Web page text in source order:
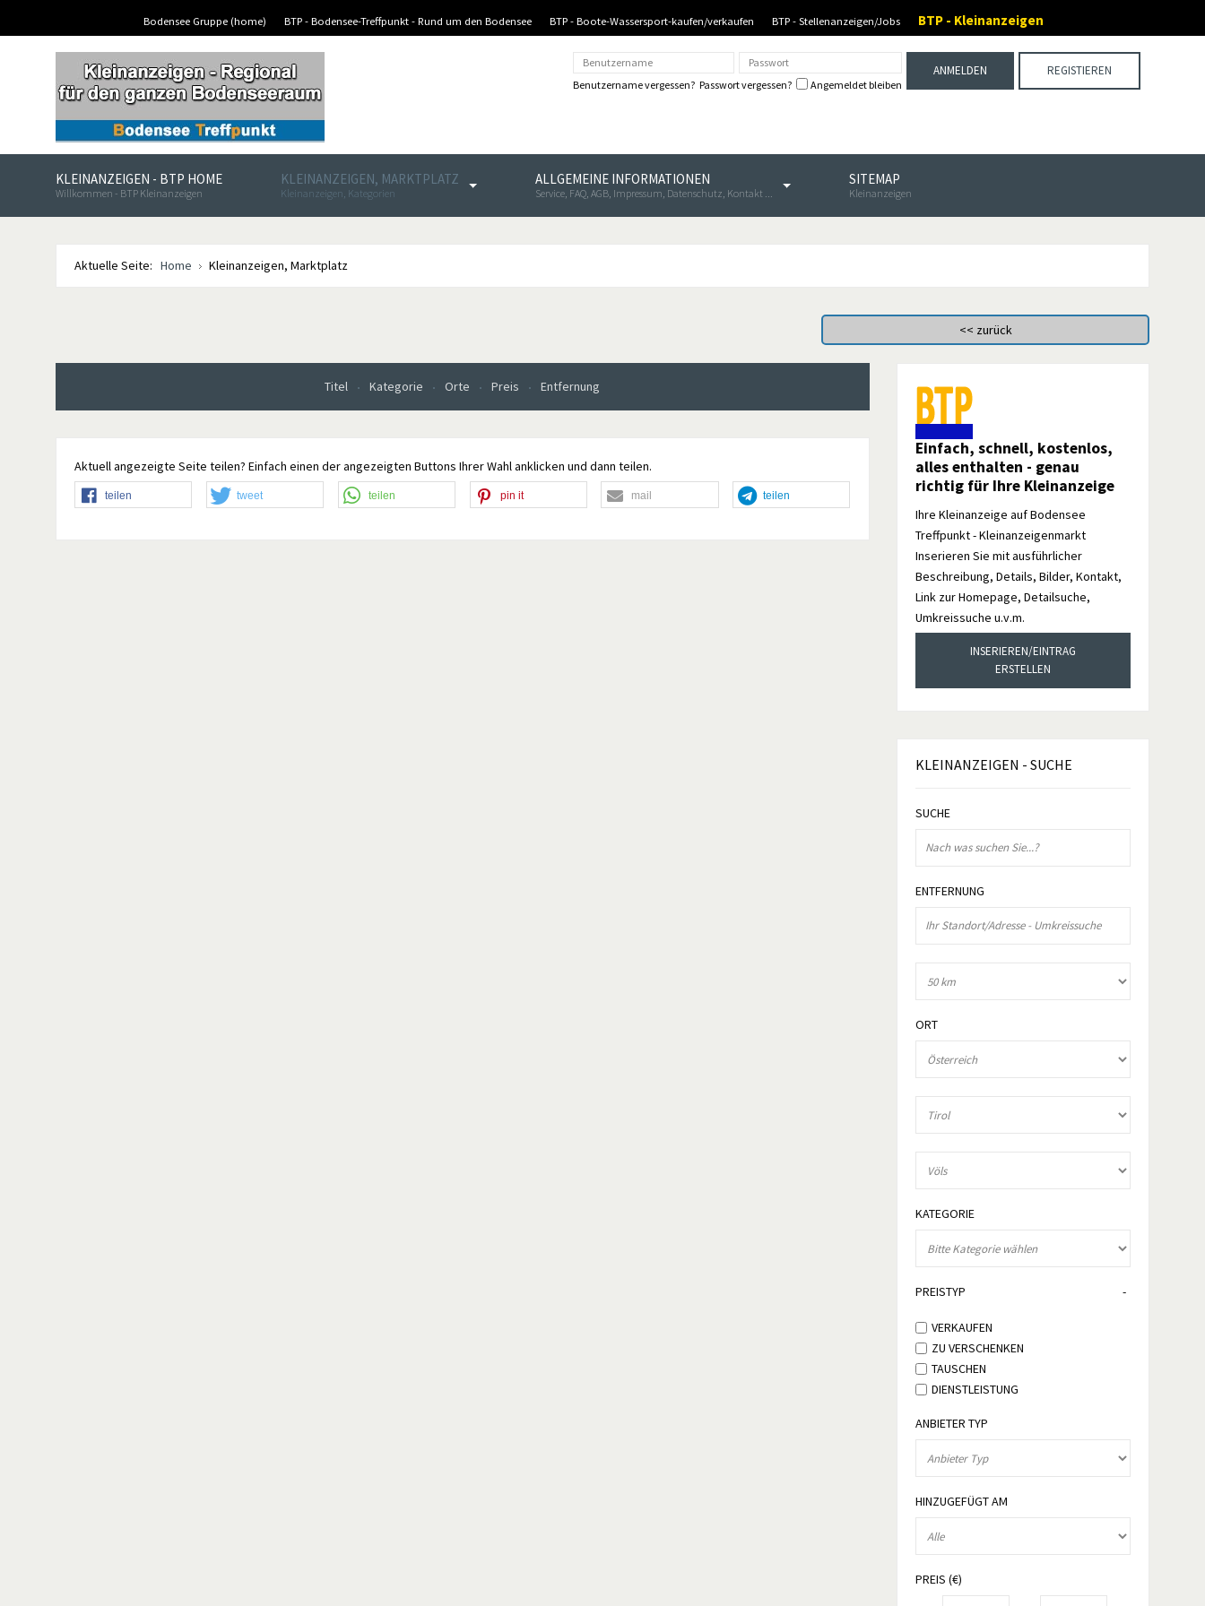
Bodensee Gruppe (home) BTP - Bodensee-Treffpunkt - Rund um den Bodensee BTP - Boote-Wassersport-kaufen/verkaufen BTP - Stellenanzeigen/Jobs BTP - Kleinanzeigen
REGISTIEREN
Benutzername vergessen? Passwort vergessen? Angemeldet bleiben
ANMELDEN
KLEINANZEIGEN - BTP HOME
Willkommen - BTP Kleinanzeigen
KLEINANZEIGEN, MARKTPLATZ
Kleinanzeigen, Kategorien
ALLGEMEINE INFORMATIONEN
Service, FAQ, AGB, Impressum, Datenschutz, Kontakt ...
SITEMAP
Kleinanzeigen
Aktuelle Seite: Home Kleinanzeigen, Marktplatz
Titel Kategorie Orte Preis Entfernung
Aktuell angezeigte Seite teilen? Einfach einen der angezeigten Buttons Ihrer Wahl anklicken und dann teilen.
teilen tweet teilen pin it mail teilen
Einfach, schnell, kostenlos,
alles enthalten - genau
richtig für Ihre Kleinanzeige
Ihre Kleinanzeige auf Bodensee
Treffpunkt - Kleinanzeigenmarkt
Inserieren Sie mit ausführlicher
Beschreibung, Details, Bilder, Kontakt,
Link zur Homepage, Detailsuche,
Umkreissuche u.v.m.
INSERIEREN/EINTRAG
ERSTELLEN
KLEINANZEIGEN - SUCHE
SUCHE
ENTFERNUNG
ORT
KATEGORIE
PREISTYP
VERKAUFEN
ZU VERSCHENKEN
TAUSCHEN
DIENSTLEISTUNG
ANBIETER TYP
HINZUGEFÜGT AM
PREIS (€)